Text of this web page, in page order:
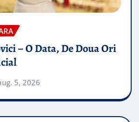
– O Data, De Doua Ori
5, 2026